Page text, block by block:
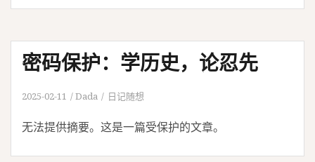
密码保护：学历史，论忍先
2025-02-11 Dada 日记随想
无法提供摘要。这是一篇受保护的文章。